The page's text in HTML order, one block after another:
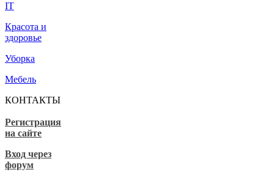
IT
Красота и
здоровье
Уборка
Мебель
КОНТАКТЫ
Регистрация
на сайте
Вход через
форум